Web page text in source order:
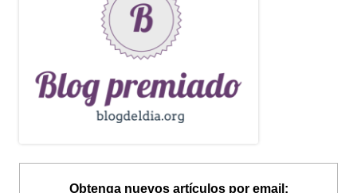
Obtenga nuevos artículos por email: